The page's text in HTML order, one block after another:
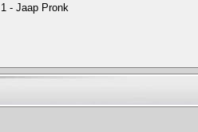
- Jaap Pronk